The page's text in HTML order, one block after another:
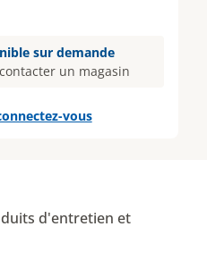
sur demande
un magasin
vous
d'entretien et